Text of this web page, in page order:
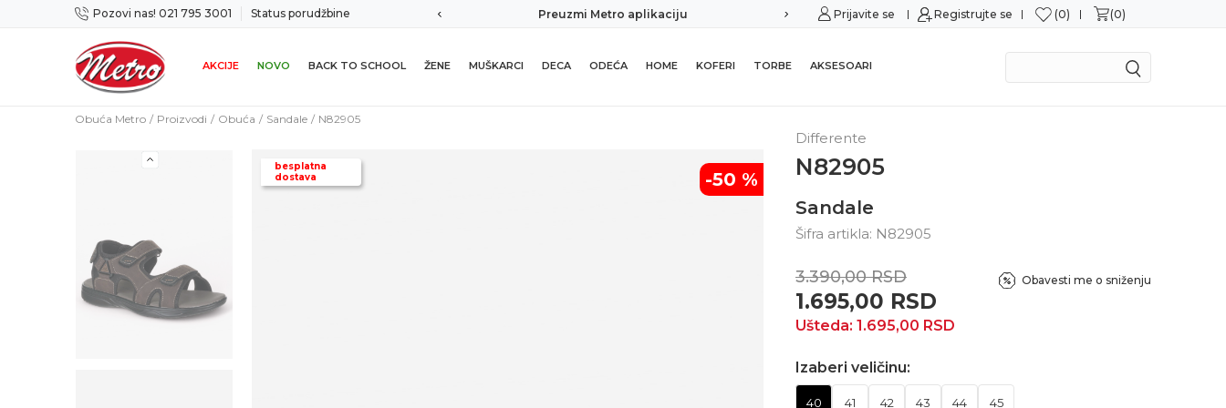
Pozovi nas! 021 795 3001 Status porudžbine
Mogućnost zamene u roku od 14 dana Preuzmi Metro aplikaciju Sigurno plaćanje platnim karticama
Prijavite se Registrujte se 0 0
AKCIJE NOVO BACK TO SCHOOL ŽENE MUŠKARCI DECA ODEĆA HOME KOFERI TORBE AKSESOARI
Obuća Metro Proizvodi Obuća Sandale N82905
besplatna
dostava
-50 %
Differente
N82905
Sandale
Šifra artikla: N82905
3.390,00 RSD
1.695,00 RSD
Ušteda: 1.695,00 RSD
Obavesti me o sniženju
Izaberi veličinu:
40 41 42 43 44 45